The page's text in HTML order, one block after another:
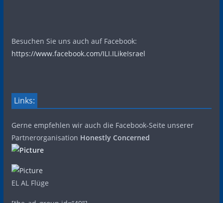
Besuchen Sie uns auch auf Facebook:
https://www.facebook.com/ILI.ILikeIsrael
Links:
Gerne empfehlen wir auch die Facebook-Seite unserer
Partnerorganisation Honestly Concerned
EL AL Flüge